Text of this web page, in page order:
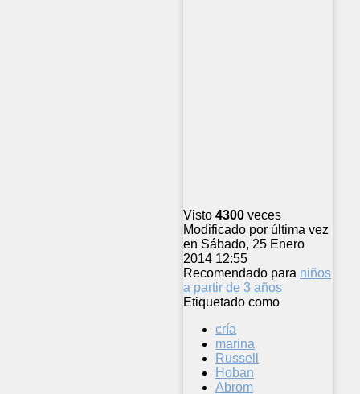
Visto 4300 veces
Modificado por última vez
en Sábado, 25 Enero
2014 12:55
Recomendado para niños
a partir de 3 años
Etiquetado como
cría
marina
Russell
Hoban
Abrom